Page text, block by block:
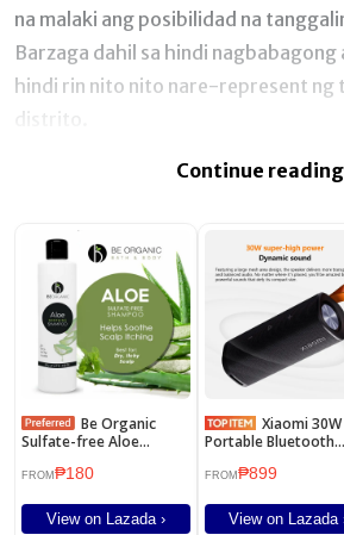
na malaki ang posibilidad na
Barzaga dahil sa hindi nagbabagong
hindi rin nito nito nare-represent ng
Continue reading
Be Organic
Sulfate-free Aloe
FROM ₱180
View on Lazada ›
Portable Bluetooth
Sound BT5.0 IPX7
FROM ₱899
View on Lazada